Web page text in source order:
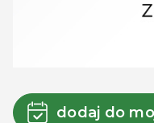
dodaj do